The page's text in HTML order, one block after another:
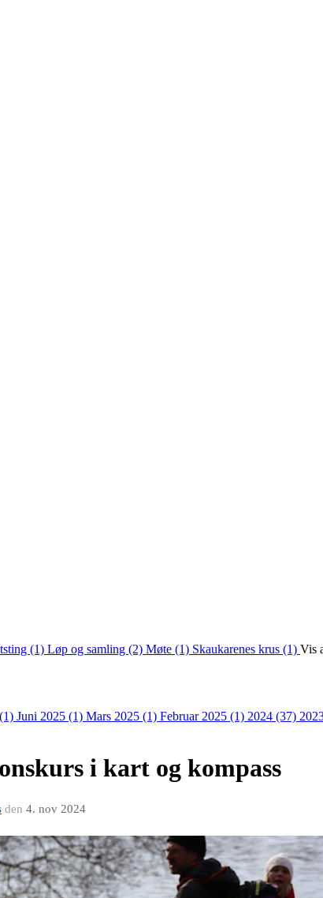
(1) Løp og samling (2) Møte (1) Skaukarenes krus (1) Vis
Juni 2025 (1) Mars 2025 (1) Februar 2025 (1) 2024 (37)
i kart og kompass
den 4. nov 2024